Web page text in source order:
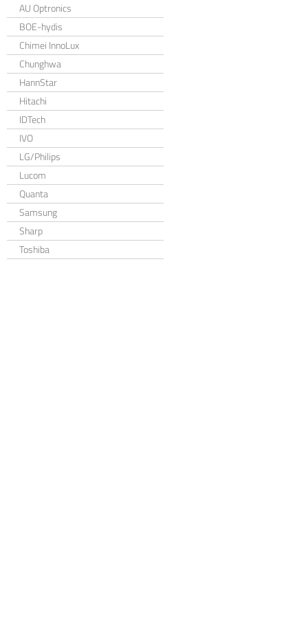
AU Optronics
BOE-hydis
Chimei InnoLux
Chunghwa
HannStar
Hitachi
IDTech
IVO
LG/Philips
Lucom
Quanta
Samsung
Sharp
Toshiba